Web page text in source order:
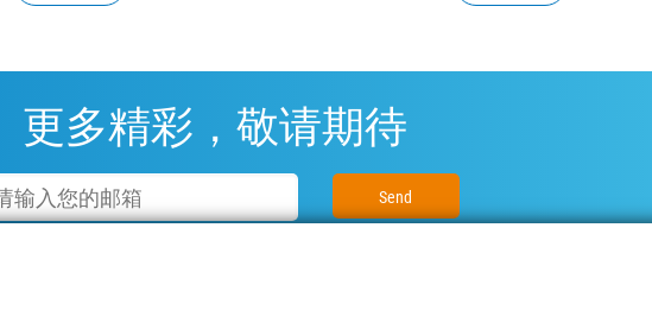
更多精彩，敬请期待